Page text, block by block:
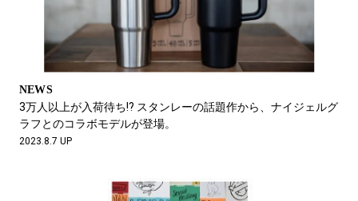
#フイナムのYouTube
#Commune H #FOCUS IT #AH.H
#ととけん #FASHION #MUSIC #MOVIE
#LIFESTYLE
#SPORTS #HANDSOME HANDBOOK
NEWS
3万人以上が入荷待ち!? スタンレーの話題作から、ナイジェルグ
ラフとのコラボモデルが登場。
2023.8.7 UP